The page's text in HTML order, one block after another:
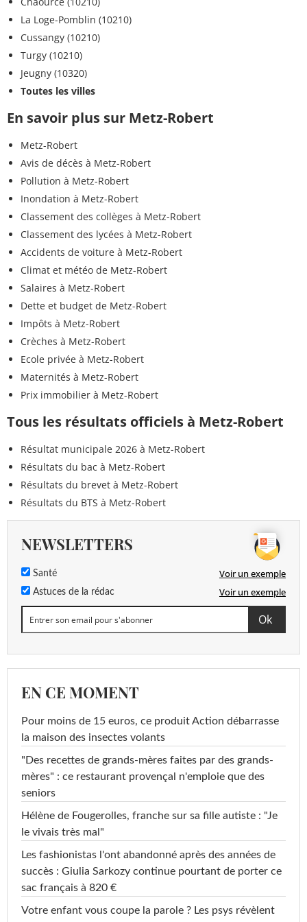
Monuron
Métribuzine
Métolachlore
Methoxyfenoside
Métamitrone <0,005 µg/L
Napropamide
N,N-
Dimethylsulfamide
Norflurazon <0,005 µg/L
Nicosulfuron <0,005 µg/L
Nitrates (en NO3)
Desmethylnorflurazon <0,005 µg/L
Oxadixyl
Oryzalin
Oxamyl <0,005 µg/L
Paclobutrazole <0,005 µg/L <=0,1 µg/L
Prochloraze <0,02 µg/L
Pendiméthaline <0,005 µg/L
Total des pesticides
<=0,5 µg/L
Pethoxamide
<=0,1 µg/L
Cyprodinil <0,005 µg/L <=0,1 µg/L
Propiconazole <0,005 µg/L
Pyriméthanil <0,005 µg/L <=0,1 µg/L
Propazine <0,005 µg/L <=0,1 µg/L
<0,02 µg/L <=0,1 µg/L
Prosulfuron <0,005 µg/L <=0,1 µg/L
Propyzamide <0,005 µg/L <=0,1 µg/L
Prosulfocarbe <0,02 µg/L <=0,1 µg/L
Pyroxsulame <0,02 µg/L <=0,1 µg/L
La Loge-Pomblin (10210)
Cussangy (10210)
Turgy (10210)
Jeugny (10320)
Toutes les villes
En savoir plus sur Metz-Robert
Metz-Robert
Avis de décès à Metz-Robert
Pollution à Metz-Robert
Inondation à Metz-Robert
Classement des collèges à Metz-Robert
Classement des lycées à Metz-Robert
Accidents de voiture à Metz-Robert
Climat et météo de Metz-Robert
Salaires à Metz-Robert
Dette et budget de Metz-Robert
Impôts à Metz-Robert
Crèches à Metz-Robert
Ecole privée à Metz-Robert
Maternités à Metz-Robert
Prix immobilier à Metz-Robert
Tous les résultats officiels à Metz-Robert
Résultat municipale 2026 à Metz-Robert
Résultats du bac à Metz-Robert
Résultats du brevet à Metz-Robert
Résultats du BTS à Metz-Robert
NEWSLETTERS
Santé Voir un exemple
Astuces de la rédac Voir un exemple
EN CE MOMENT
Pour moins de 15 euros, ce produit Action débarrasse
la maison des insectes volants
"Des recettes de grands-mères faites par des grands-
mères" : ce restaurant provençal n'emploie que des
seniors
Hélène de Fougerolles, franche sur sa fille autiste : "Je
le vivais très mal"
Les fashionistas l'ont abandonné après des années de
succès : Giulia Sarkozy continue pourtant de porter ce
sac français à 820 €
Votre enfant vous coupe la parole ? Les psys révèlent